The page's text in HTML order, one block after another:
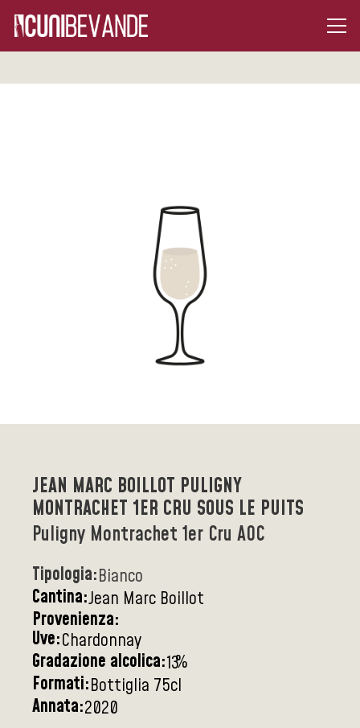
JEAN MARC BOILLOT PULIGNY
MONTRACHET 1ER CRU SOUS LE PUITS
Puligny Montrachet 1er Cru AOC
Tipologia:Bianco
Cantina:Jean Marc Boillot
Provenienza:
Uve:Chardonnay
Gradazione alcolica:13%
Formati:Bottiglia 75cl
Annata:2020